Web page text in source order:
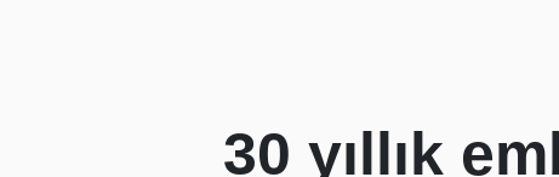
30 yıllık